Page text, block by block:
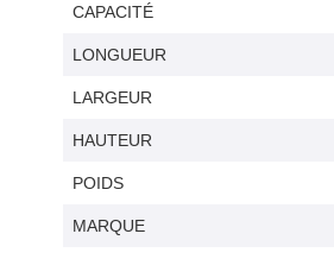
CAPACITÉ
LONGUEUR
LARGEUR
HAUTEUR
POIDS
MARQUE